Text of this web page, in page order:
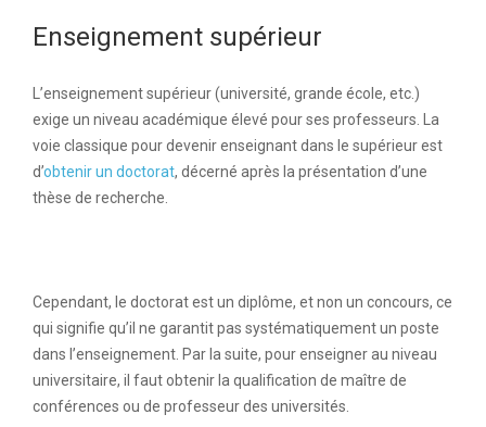
Enseignement supérieur
L’enseignement supérieur (université, grande école, etc.)
exige un niveau académique élevé pour ses professeurs. La
voie classique pour devenir enseignant dans le supérieur est
d’obtenir un doctorat, décerné après la présentation d’une
thèse de recherche.
Cependant, le doctorat est un diplôme, et non un concours, ce
qui signifie qu’il ne garantit pas systématiquement un poste
dans l’enseignement. Par la suite, pour enseigner au niveau
universitaire, il faut obtenir la qualification de maître de
conférences ou de professeur des universités.